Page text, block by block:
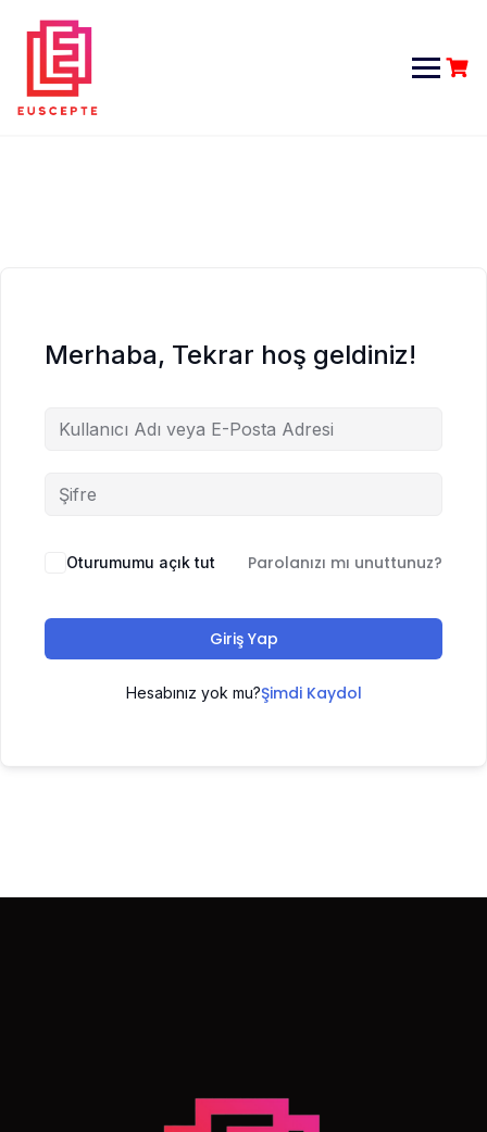
content
Merhaba, Tekrar hoş geldiniz!
Oturumumu açık tut Parolanızı mı unuttunuz?
Giriş Yap
Hesabınız yok mu?Şimdi Kaydol